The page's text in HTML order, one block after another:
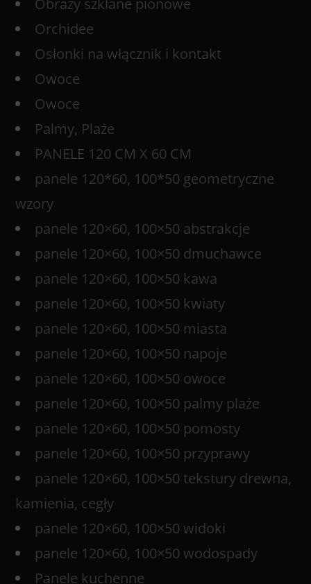
Obrazy szklane pionowe
Orchidee
Osłonki na włącznik i kontakt
Owoce
Owoce
Palmy, Plaże
PANELE 120 CM X 60 CM
panele 120*60, 100*50 geometryczne
wzory
panele 120×60, 100×50 abstrakcje
panele 120×60, 100×50 dmuchawce
panele 120×60, 100×50 kawa
panele 120×60, 100×50 kwiaty
panele 120×60, 100×50 miasta
panele 120×60, 100×50 napoje
panele 120×60, 100×50 owoce
panele 120×60, 100×50 palmy plaże
panele 120×60, 100×50 pomosty
panele 120×60, 100×50 przyprawy
panele 120×60, 100×50 tekstury drewna,
kamienia, cegły
panele 120×60, 100×50 widoki
panele 120×60, 100×50 wodospady
Panele kuchenne